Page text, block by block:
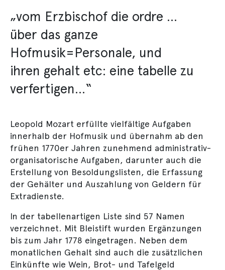
„vom Erzbischof die ordre …
über das ganze
Hofmusik=Personale, und
ihren gehalt etc: eine tabelle zu
verfertigen…“
Leopold Mozart erfüllte vielfältige Aufgaben
innerhalb der Hofmusik und übernahm ab den
frühen 1770er Jahren zunehmend administrativ-
organisatorische Aufgaben, darunter auch die
Erstellung von Besoldungslisten, die Erfassung
der Gehälter und Auszahlung von Geldern für
Extradienste.
In der tabellenartigen Liste sind 57 Namen
verzeichnet. Mit Bleistift wurden Ergänzungen
bis zum Jahr 1778 eingetragen. Neben dem
monatlichen Gehalt sind auch die zusätzlichen
Einkünfte wie Wein, Brot- und Tafelgeld